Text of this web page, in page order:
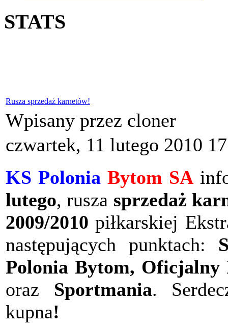
STATS
Rusza sprzedaż karnetów!
Wpisany przez cloner
czwartek, 11 lutego 2010
KS Polonia Bytom SA
lutego, rusza sprzedaż
2009/2010 piłkarskiej
następujących punktach:
Polonia Bytom, Oficjalny
oraz Sportmania.
kupna!